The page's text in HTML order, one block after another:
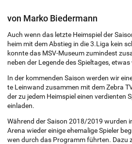
von Marko Bie­der­mann
Auch wenn das letz­te Heim­­spiel der
heim mit dem Ab­stieg in die 3.Liga kein
konn­te das MSV-Mu­­se­um zu­­min­­dest
neben der Le­­gen­­de des Spiel­ta­­ges,
In der kom­men­den Sai­­son wer­­den wir
te Lein­wand zu­­sam­­men mit dem Zebra
der zu jedem Heim­spiel einen ver­dien­ten
ein­la­den.
Wäh­rend der Sai­­son 2018/2019 wur­­den
Arena wie­­der ei­­ni­­ge ehe­­ma­­li­­ge Spie­­ler
wen durch das Pro­­gramm führ­ten. Dazu